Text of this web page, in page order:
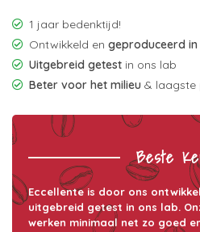
1 jaar bedenktijd!
Ontwikkeld en geproduceerd
Uitgebreid getest in ons lab
Beter voor het milieu & laagste
Beste
Eccellente is door ons
uitgebreid getest in ons lab.
werken minimaal net zo goed